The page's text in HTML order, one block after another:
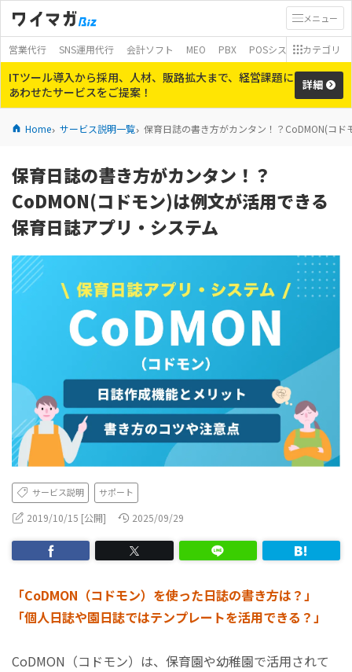
メニュー
営業代行 SNS運用代行 会計ソフト MEO PBX POSシステム モバイ
カテゴリ
ITツール導入から採用、人材、販路拡大まで、経営課題に
あわせたサービスをご提案！
詳細
Home サービス説明一覧 保育日誌の書き方がカンタン！？CoDMON(コ
保育日誌の書き方がカンタン！？
CoDMON(コドモン)は例文が活用できる
保育日誌アプリ・システム
サービス説明 サポート
2019/10/15 [公開] 2025/09/29
「CoDMON（コドモン）を使った日誌の書き方は？」
「個人日誌や園日誌ではテンプレートを活用できる？」
CoDMON（コドモン）は、保育園や幼稚園で活用されて